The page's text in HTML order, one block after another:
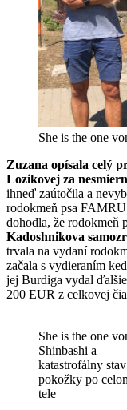
She is the one
Zuzana opísala celý
Lozikovej za
ihneď zaútočila a
rodokmeň psa
dohodla, že rodokmeň
Kadoshnikova
trvala na vydaní
začala s vydieraním
jej Burdiga vydal
200 EUR z celkovej
She is the one
Shinbashi a
katastrofálny stav
pokožky po
tele